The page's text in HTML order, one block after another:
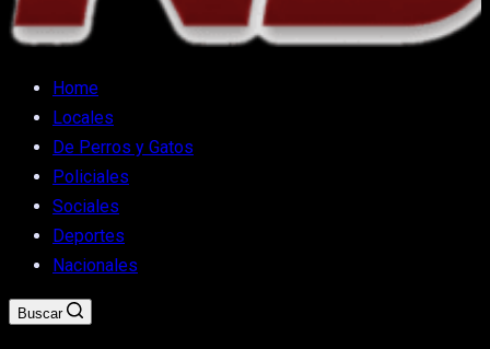
Home
Locales
De Perros y Gatos
Policiales
Sociales
Deportes
Nacionales
Buscar